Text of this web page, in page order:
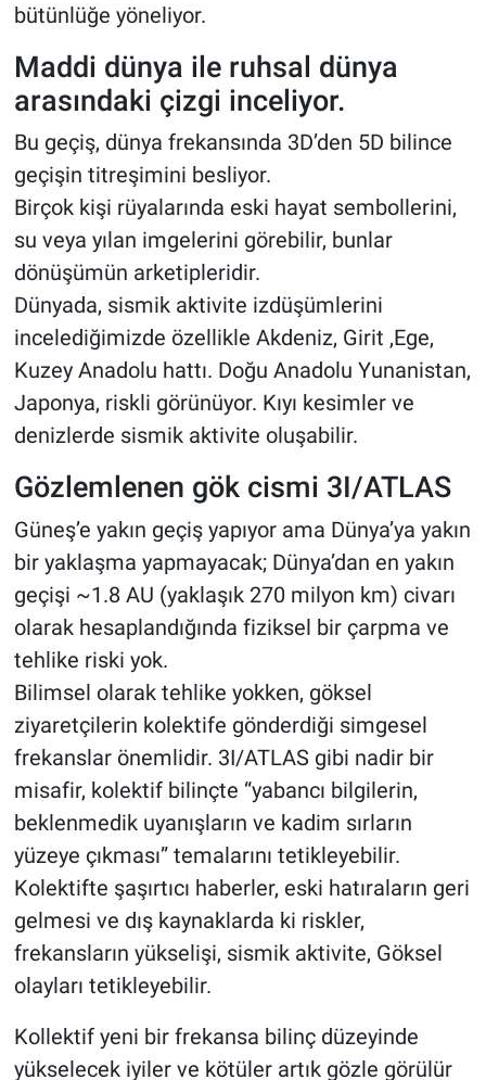
bütünlüğe yöneliyor.
Maddi dünya ile ruhsal dünya
arasındaki çizgi inceliyor.
Bu geçiş, dünya frekansında 3D’den 5D bilince
geçişin titreşimini besliyor.
Birçok kişi rüyalarında eski hayat sembollerini,
su veya yılan imgelerini görebilir, bunlar
dönüşümün arketipleridir.
Dünyada, sismik aktivite izdüşümlerini
incelediğimizde özellikle Akdeniz, Girit ,Ege,
Kuzey Anadolu hattı. Doğu Anadolu Yunanistan,
Japonya, riskli görünüyor. Kıyı kesimler ve
denizlerde sismik aktivite oluşabilir.
Gözlemlenen gök cismi 3I/ATLAS
Güneş’e yakın geçiş yapıyor ama Dünya’ya yakın
bir yaklaşma yapmayacak; Dünya’dan en yakın
geçişi ~1.8 AU (yaklaşık 270 milyon km) civarı
olarak hesaplandığında fiziksel bir çarpma ve
tehlike riski yok.
Bilimsel olarak tehlike yokken, göksel
ziyaretçilerin kolektife gönderdiği simgesel
frekanslar önemlidir. 3I/ATLAS gibi nadir bir
misafir, kolektif bilinçte “yabancı bilgilerin,
beklenmedik uyanışların ve kadim sırların
yüzeye çıkması” temalarını tetikleyebilir.
Kolektifte şaşırtıcı haberler, eski hatıraların geri
gelmesi ve dış kaynaklarda ki riskler,
frekansların yükselişi, sismik aktivite, Göksel
olayları tetikleyebilir.
Kollektif yeni bir frekansa bilinç düzeyinde
yükselecek iyiler ve kötüler artık gözle görülür